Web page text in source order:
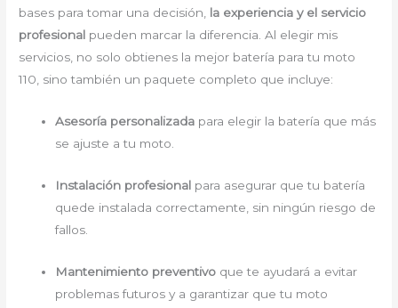
bases para tomar una decisión, la experiencia y el servicio
profesional pueden marcar la diferencia. Al elegir mis
servicios, no solo obtienes la mejor batería para tu moto
110, sino también un paquete completo que incluye:
Asesoría personalizada para elegir la batería que más
se ajuste a tu moto.
Instalación profesional para asegurar que tu batería
quede instalada correctamente, sin ningún riesgo de
fallos.
Mantenimiento preventivo que te ayudará a evitar
problemas futuros y a garantizar que tu moto